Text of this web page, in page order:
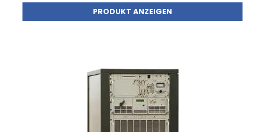
PRODUKT ANZEIGEN